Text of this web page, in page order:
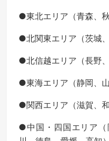
●東北エリア（青森、
●北関東エリア（茨城、
●北信越エリア（長野
●東海エリア（静岡、
●関西エリア（滋賀、和
●中国・四国エリア（